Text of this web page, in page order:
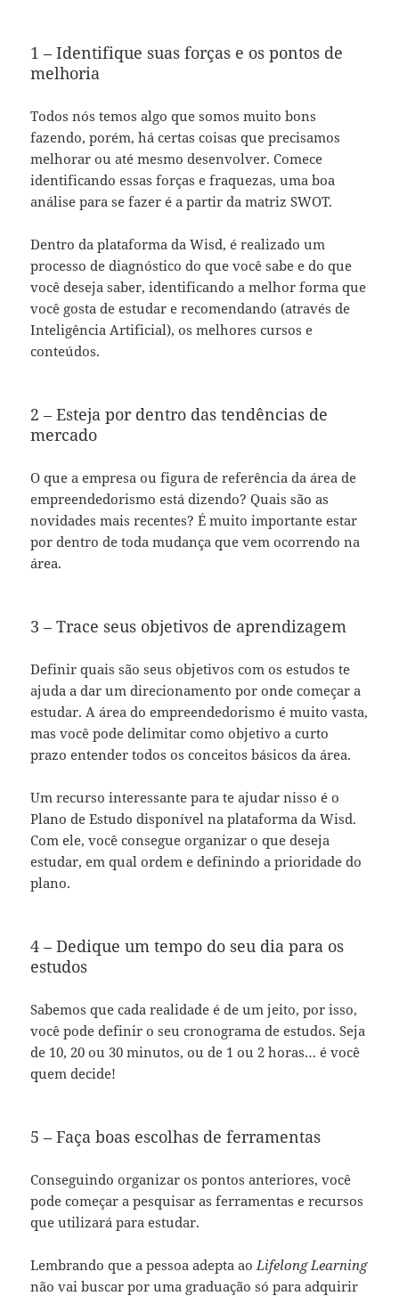
1 – Identifique suas forças e os pontos de
melhoria
Todos nós temos algo que somos muito bons
fazendo, porém, há certas coisas que precisamos
melhorar ou até mesmo desenvolver. Comece
identificando essas forças e fraquezas, uma boa
análise para se fazer é a partir da matriz SWOT.
Dentro da plataforma da Wisd, é realizado um
processo de diagnóstico do que você sabe e do que
você deseja saber, identificando a melhor forma que
você gosta de estudar e recomendando (através de
Inteligência Artificial), os melhores cursos e
conteúdos.
2 – Esteja por dentro das tendências de
mercado
O que a empresa ou figura de referência da área de
empreendedorismo está dizendo? Quais são as
novidades mais recentes? É muito importante estar
por dentro de toda mudança que vem ocorrendo na
área.
3 – Trace seus objetivos de aprendizagem
Definir quais são seus objetivos com os estudos te
ajuda a dar um direcionamento por onde começar a
estudar. A área do empreendedorismo é muito vasta,
mas você pode delimitar como objetivo a curto
prazo entender todos os conceitos básicos da área.
Um recurso interessante para te ajudar nisso é o
Plano de Estudo disponível na plataforma da Wisd.
Com ele, você consegue organizar o que deseja
estudar, em qual ordem e definindo a prioridade do
plano.
4 – Dedique um tempo do seu dia para os
estudos
Sabemos que cada realidade é de um jeito, por isso,
você pode definir o seu cronograma de estudos. Seja
de 10, 20 ou 30 minutos, ou de 1 ou 2 horas… é você
quem decide!
5 – Faça boas escolhas de ferramentas
Conseguindo organizar os pontos anteriores, você
pode começar a pesquisar as ferramentas e recursos
que utilizará para estudar.
Lembrando que a pessoa adepta ao Lifelong Learning
não vai buscar por uma graduação só para adquirir